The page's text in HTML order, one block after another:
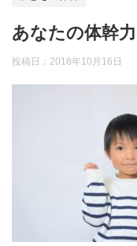
あなたの体幹
投稿日： 2018年10月16日